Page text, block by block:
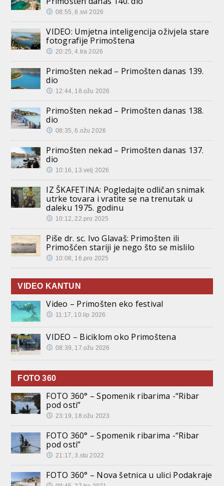
08:55, 8.svi 2026
VIDEO: Umjetna inteligencija oživjela stare
fotografije Primoštena
20:25, 4.tra 2026
Primošten nekad – Primošten danas 139.
dio
12:44, 18.ožu 2026
Primošten nekad – Primošten danas 138.
dio
08:35, 6.ožu 2026
Primošten nekad – Primošten danas 137.
dio
10:16, 13.velj 2026
IZ ŠKAFETINA: Pogledajte odličan snimak
utrke tovara i vratite se na trenutak u
daleku 1975. godinu
10:12, 22.pro 2025
Piše dr. sc. Ivo Glavaš: Primošten ili
Primošćen stariji je nego što se mislilo
10:08, 16.pro 2025
VIDEO KANTUN
Video – Primošten eko festival
11:17, 10.lip 2026
VIDEO – Biciklom oko Primoštena
08:39, 17.ožu 2026
FOTO 360
FOTO 360° – Spomenik ribarima -“Ribar
pod osti”
23:19, 18.ožu 2023
FOTO 360° – Spomenik ribarima -“Ribar
pod osti”
21:17, 3.stu 2022
FOTO 360° – Nova šetnica u ulici Podakraje